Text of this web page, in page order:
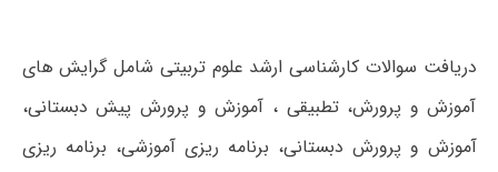
دریافت سوالات کارشناسی ارشد علوم تربیتی شامل گرایش های
آموزش و پرورش، تطبیقی ، آموزش و پرورش پیش دبستانی،
آموزش و پرورش دبستانی، برنامه ریزی آموزشی، برنامه ریزی